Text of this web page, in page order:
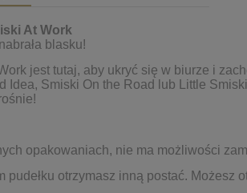
At Work
blasku!
jest tutaj, aby ukryć się w biurze i
Smiski On the Road lub Little
opakowaniach, nie ma możliwości
otrzymasz inną postać. Możesz